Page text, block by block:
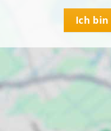
Ich